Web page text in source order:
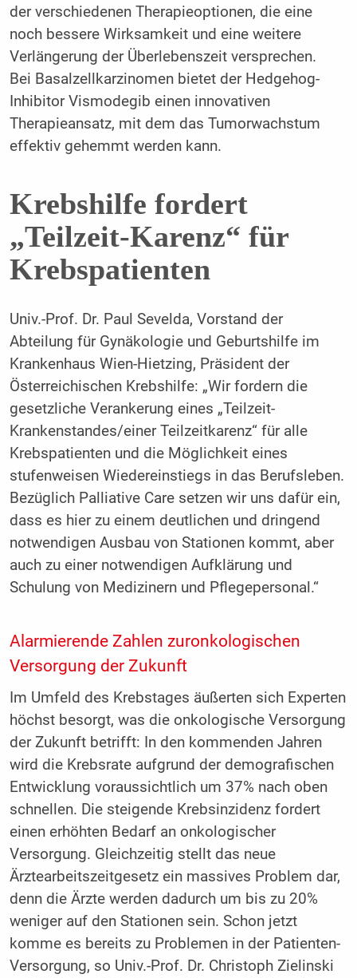
der verschiedenen Therapieoptionen, die eine
noch bessere Wirksamkeit und eine weitere
Verlängerung der Überlebenszeit versprechen.
Bei Basalzellkarzinomen bietet der Hedgehog-
Inhibitor Vismodegib einen innovativen
Therapieansatz, mit dem das Tumorwachstum
effektiv gehemmt werden kann.
Krebshilfe fordert
„Teilzeit-Karenz“ für
Krebspatienten
Univ.-Prof. Dr. Paul Sevelda, Vorstand der
Abteilung für Gynäkologie und Geburtshilfe im
Krankenhaus Wien-Hietzing, Präsident der
Österreichischen Krebshilfe: „Wir fordern die
gesetzliche Verankerung eines „Teilzeit-
Krankenstandes/einer Teilzeitkarenz“ für alle
Krebspatienten und die Möglichkeit eines
stufenweisen Wiedereinstiegs in das Berufsleben.
Bezüglich Palliative Care setzen wir uns dafür ein,
dass es hier zu einem deutlichen und dringend
notwendigen Ausbau von Stationen kommt, aber
auch zu einer notwendigen Aufklärung und
Schulung von Medizinern und Pflegepersonal.“
Alarmierende Zahlen zuronkologischen
Versorgung der Zukunft
Im Umfeld des Krebstages äußerten sich Experten
höchst besorgt, was die onkologische Versorgung
der Zukunft betrifft: In den kommenden Jahren
wird die Krebsrate aufgrund der demografischen
Entwicklung voraussichtlich um 37% nach oben
schnellen. Die steigende Krebsinzidenz fordert
einen erhöhten Bedarf an onkologischer
Versorgung. Gleichzeitig stellt das neue
Ärztearbeitszeitgesetz ein massives Problem dar,
denn die Ärzte werden dadurch um bis zu 20%
weniger auf den Stationen sein. Schon jetzt
komme es bereits zu Problemen in der Patienten-
Versorgung, so Univ.-Prof. Dr. Christoph Zielinski